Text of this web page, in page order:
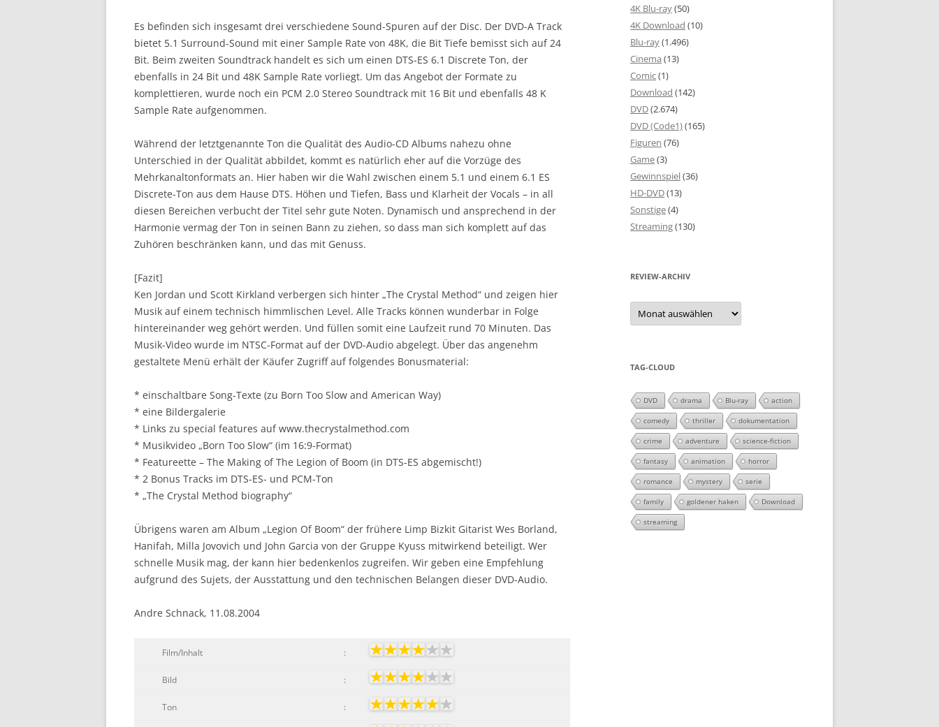
Es befinden sich insgesamt drei verschiedene Sound-Spuren auf der Disc. Der DVD-A Track
bietet 5.1 Surround-Sound mit einer Sample Rate von 48K, die Bit Tiefe bemisst sich auf 24
Bit. Beim zweiten Soundtrack handelt es sich um einen DTS-ES 6.1 Discrete Ton, der
ebenfalls in 24 Bit und 48K Sample Rate vorliegt. Um das Angebot der Formate zu
komplettieren, wurde noch ein PCM 2.0 Stereo Soundtrack mit 16 Bit und ebenfalls 48 K
Sample Rate aufgenommen.
Während der letztgenannte Ton die Qualität des Audio-CD Albums nahezu ohne
Unterschied in der Qualität abbildet, kommt es natürlich eher auf die Vorzüge des
Mehrkanaltonformats an. Hier haben wir die Wahl zwischen einem 5.1 und einem 6.1 ES
Discrete-Ton aus dem Hause DTS. Höhen und Tiefen, Bass und Klarheit der Vocals – in all
diesen Bereichen verbucht der Titel sehr gute Noten. Dynamisch und ansprechend in der
Harmonie vermag der Ton in seinen Bann zu ziehen, so dass man sich komplett auf das
Zuhören beschränken kann, und das mit Genuss.
[Fazit]
Ken Jordan und Scott Kirkland verbergen sich hinter „The Crystal Method“ und zeigen hier
Musik auf einem technisch himmlischen Level. Alle Tracks können wunderbar in Folge
hintereinander weg gehört werden. Und füllen somit eine Laufzeit rund 70 Minuten. Das
Musik-Video wurde im NTSC-Format auf der DVD-Audio abgelegt. Über das angenehm
gestaltete Menü erhält der Käufer Zugriff auf folgendes Bonusmaterial:
* einschaltbare Song-Texte (zu Born Too Slow and American Way)
* eine Bildergalerie
* Links zu special features auf www.thecrystalmethod.com
* Musikvideo „Born Too Slow“ (im 16:9-Format)
* Featureette – The Making of The Legion of Boom (in DTS-ES abgemischt!)
* 2 Bonus Tracks im DTS-ES- und PCM-Ton
* „The Crystal Method biography“
Übrigens waren am Album „Legion Of Boom“ der frühere Limp Bizkit Gitarist Wes Borland,
Hanifah, Milla Jovovich und John Garcia von der Gruppe Kyuss mitwirkend beteiligt. Wer
schnelle Musik mag, der kann hier bedenkenlos zugreifen. Wir geben eine Empfehlung
aufgrund des Sujets, der Ausstattung und den technischen Belangen dieser DVD-Audio.
Andre Schnack, 11.08.2004
Film/Inhalt :
Bild :
Ton :
4K Blu-ray(50)
4K Download (10)
Blu-ray(1.496)
Cinema (13)
Comic(1)
Download (142)
DVD(2.674)
DVD (Code1)(165)
Figuren (76)
Game(3)
Gewinnspiel(36)
HD-DVD(13)
Sonstige(4)
Streaming(130)
REVIEW-ARCHIV
Review-
Archiv
TAG-CLOUD
DVD drama Blu-ray action
comedy thriller dokumentation
crime adventure science-fiction
fantasy animation horror
romance mystery serie
family goldener haken Download
streaming